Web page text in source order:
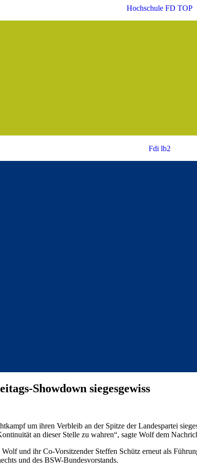
Showdown siegesgewiss
um ihren Verbleib an der Spitze der Landespartei
an dieser Stelle zu wahren“, sagte Wolf dem
und ihr Co-Vorsitzender Steffen Schütz erneut als
und des BSW-Bundesvorstands.